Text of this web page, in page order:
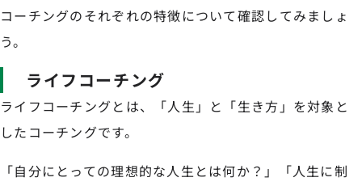
コーチングのそれぞれの特徴について確認してみましょ
う。
ライフコーチング
ライフコーチングとは、「人生」と「生き方」を対象と
したコーチングです。
「自分にとっての理想的な人生とは何か？」「人生に制